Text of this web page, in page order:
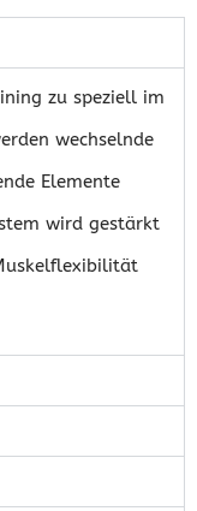
zu speziell im
wechselnde
Elemente
wird gestärkt